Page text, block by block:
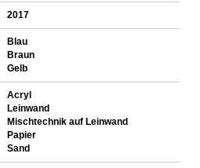
2017
Blau
Braun
Gelb
Acryl
Leinwand
Mischtechnik auf Leinwand
Papier
Sand